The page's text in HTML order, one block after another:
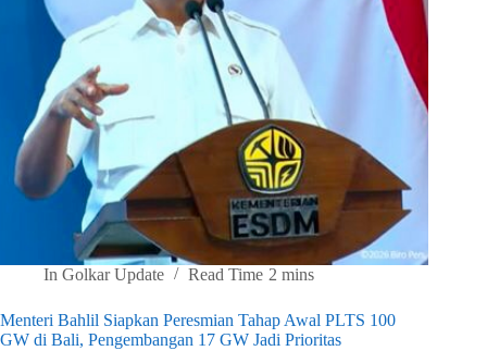
In Golkar Update Read Time 2 mins
Menteri Bahlil Siapkan Peresmian Tahap Awal PLTS 100
GW di Bali, Pengembangan 17 GW Jadi Prioritas